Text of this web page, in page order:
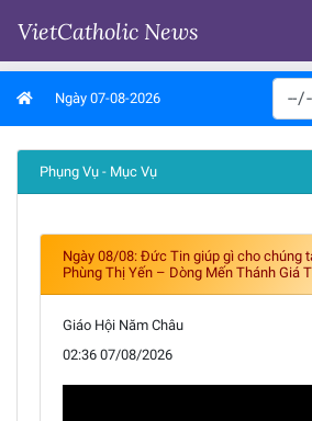
VietCatholic News
Ngày 07-08-2026
Phụng Vụ - Mục Vụ
Ngày 08/08: Đức Tin giúp gì cho chúng
Phùng Thị Yến – Dòng Mến Thánh Giá
Giáo Hội Năm Châu
02:36 07/08/2026